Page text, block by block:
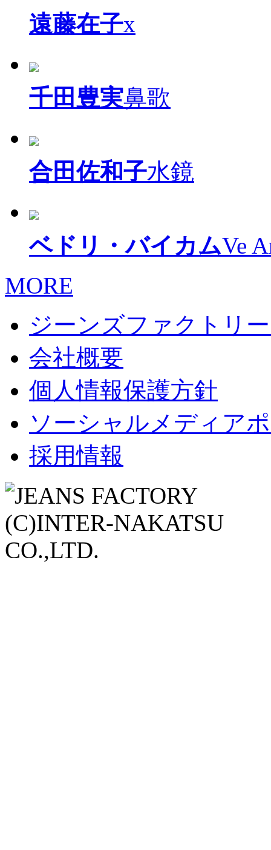
遠藤在子x
千田豊実鼻歌
合田佐和子水鏡
ベドリ・バイカムVe
MORE
ジーンズファクトリ
会社概要
個人情報保護方針
ソーシャルメディア
採用情報